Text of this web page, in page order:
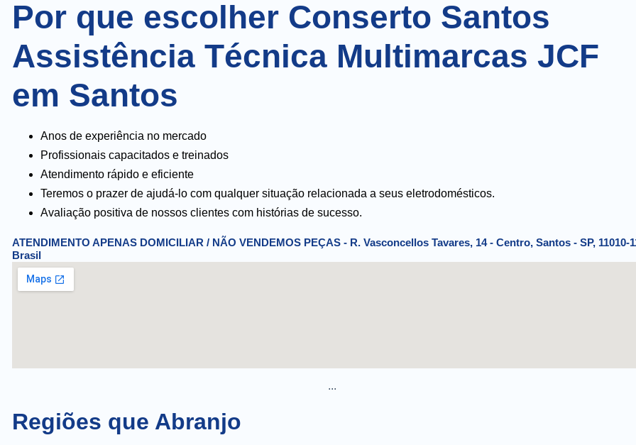
Por que escolher Conserto Santos
Assistência Técnica Multimarcas JCF
em Santos
Anos de experiência no mercado
Profissionais capacitados e treinados
Atendimento rápido e eficiente
Teremos o prazer de ajudá-lo com qualquer situação relacionada a seus eletrodomésticos.
Avaliação positiva de nossos clientes com histórias de sucesso.
ATENDIMENTO APENAS DOMICILIAR / NÃO VENDEMOS PEÇAS - R. Vasconcellos Tavares, 14 - Centro, Santos - SP, 11010-
Brasil
...
Regiões que Abranjo